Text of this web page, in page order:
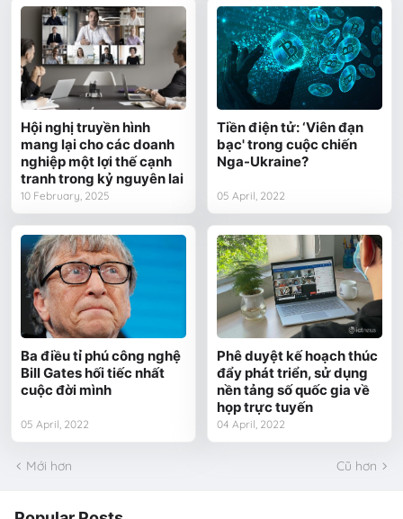
Hội nghị truyền hình
mang lại cho các doanh
nghiệp một lợi thế cạnh
tranh trong kỷ nguyên lai
10 February, 2025
Tiền điện tử: ‘Viên đạn
bạc' trong cuộc chiến
Nga-Ukraine?
05 April, 2022
Ba điều tỉ phú công nghệ
Bill Gates hối tiếc nhất
cuộc đời mình
05 April, 2022
Phê duyệt kế hoạch thúc
đẩy phát triển, sử dụng
nền tảng số quốc gia về
họp trực tuyến
04 April, 2022
Mới hơn Cũ hơn